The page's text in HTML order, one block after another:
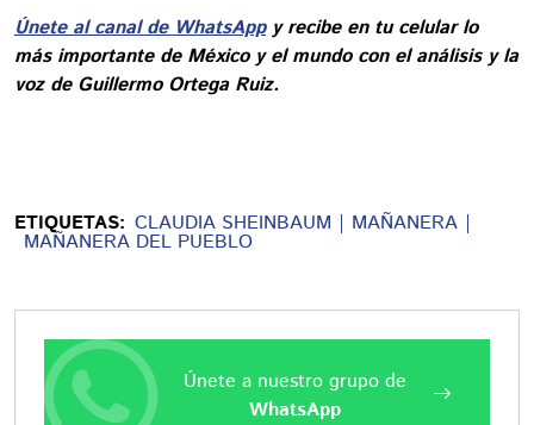
Únete al canal de WhatsAppy recibe en tu celular lo
más importante de México y el mundo con el análisis y la
voz de Guillermo Ortega Ruiz.
ETIQUETAS: CLAUDIA SHEINBAUM MAÑANERA
MAÑANERA DEL PUEBLO
Únete a nuestro grupo de
WhatsApp